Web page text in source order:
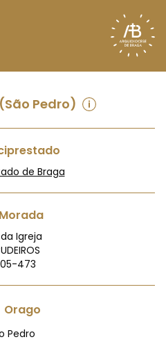
Pedro)
de Braga
Morada
Igreja
473
Orago
Pedro